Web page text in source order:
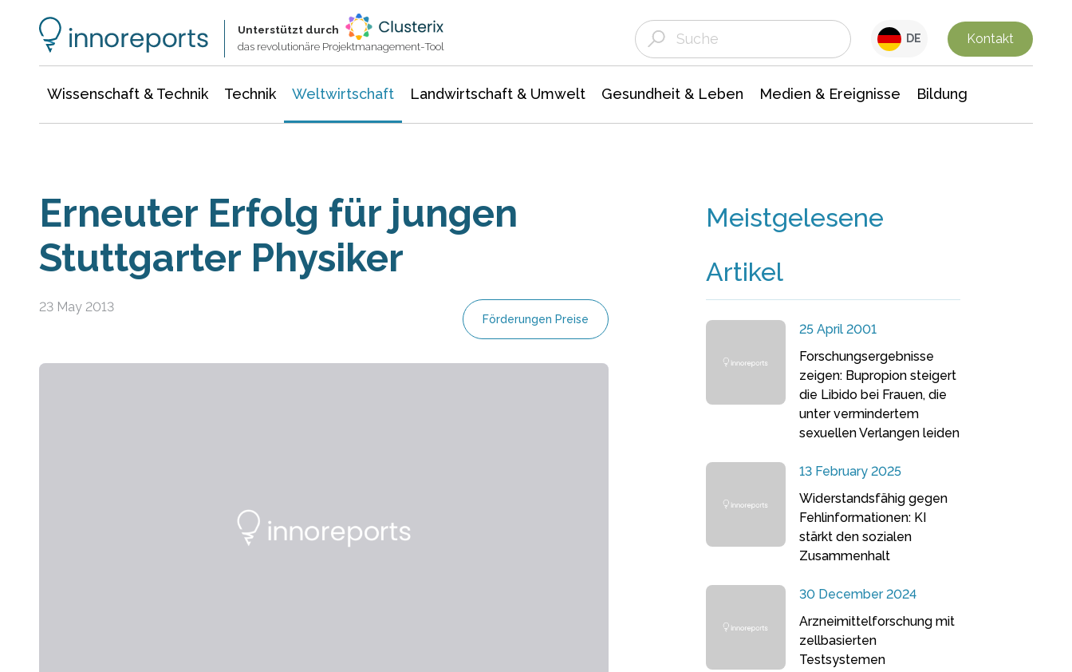
Unterstützt durch
das revolutionäre Projektmanagement-Tool
DE Kontakt
Wissenschaft & Technik Technik Weltwirtschaft Landwirtschaft & Umwelt Gesundheit & Leben Medien & Ereignisse Bildung
Erneuter Erfolg für jungen
Stuttgarter Physiker
23 May 2013
Förderungen Preise
Meistgelesene
Artikel
25 April 2001
Forschungsergebnisse
zeigen: Bupropion steigert
die Libido bei Frauen, die
unter vermindertem
sexuellen Verlangen leiden
13 February 2025
Widerstandsfähig gegen
Fehlinformationen: KI
stärkt den sozialen
Zusammenhalt
30 December 2024
Arzneimittelforschung mit
zellbasierten
Testsystemen